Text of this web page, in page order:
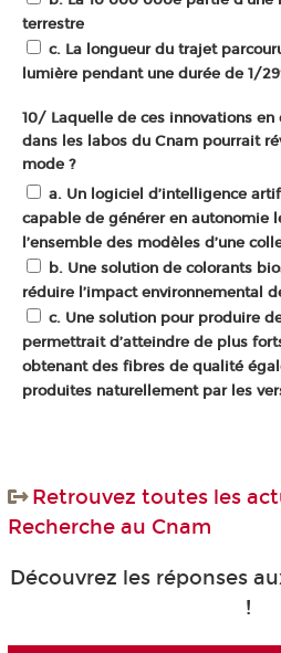
terrestre
c. La longueur du trajet
lumière pendant une durée de 1/
10/ Laquelle de ces innovations
dans les labos du Cnam pourrait
mode ?
a. Un logiciel d’intelligence
capable de générer en autonomie
l’ensemble des modèles d’une
b. Une solution de colorants
réduire l’impact environnemental
c. Une solution pour produire
permettrait d’atteindre de plus
obtenant des fibres de qualité
produites naturellement par les
Retrouvez toutes les
Recherche au Cnam
Découvrez les réponses
!